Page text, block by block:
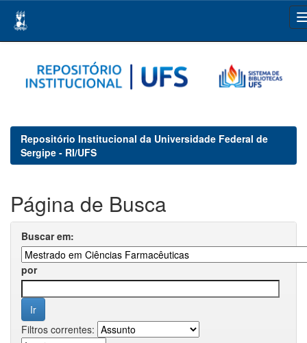
navigation
Repositório Institucional da Universidade Federal de
Sergipe - RI/UFS
Página de Busca
Buscar em:
por
Filtros correntes: